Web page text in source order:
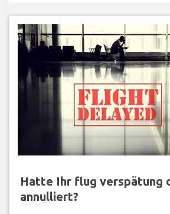
Hatte Ihr flug verspätung
annulliert?